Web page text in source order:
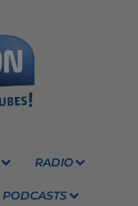
RADIO
PODCASTS